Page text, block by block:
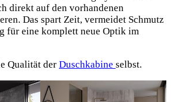
direkt auf den vorhandenen
Das spart Zeit, vermeidet Schmutz
für eine komplett neue Optik im
Qualität der Duschkabine selbst.